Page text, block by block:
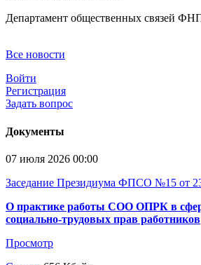
Департамент общественных связей
Все новости
Войти
Регистрация
Задать вопрос
Документы
07 июля 2026 00:00
Заседание Президиума ФПСО №15 от 23
О практике работы СОО ОПРК в
социально-трудовых прав работников
Просмотр